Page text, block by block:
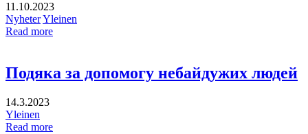
11.10.2023
NyheterYleinen
Read more
Подяка за допомогу небайдужих людей
14.3.2023
Yleinen
Read more